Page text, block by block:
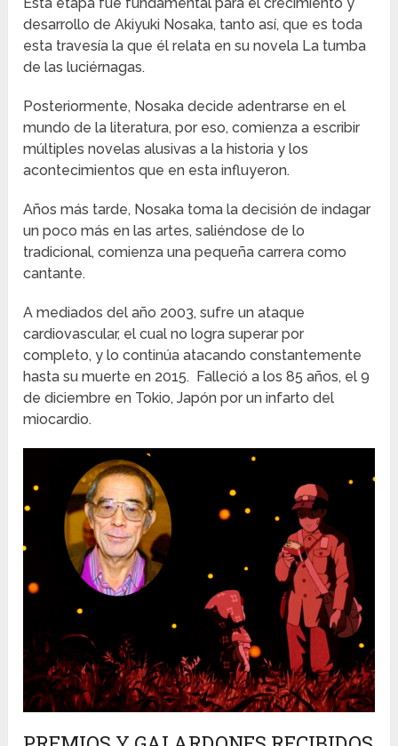
desarrollo de Akiyuki Nosaka, tanto así, que es toda
esta travesía la que él relata en su novela La tumba
de las luciérnagas.
Posteriormente, Nosaka decide adentrarse en el
mundo de la literatura, por eso, comienza a escribir
múltiples novelas alusivas a la historia y los
acontecimientos que en esta influyeron.
Años más tarde, Nosaka toma la decisión de indagar
un poco más en las artes, saliéndose de lo
tradicional, comienza una pequeña carrera como
cantante.
A mediados del año 2003, sufre un ataque
cardiovascular, el cual no logra superar por
completo, y lo continúa atacando constantemente
hasta su muerte en 2015. Falleció a los 85 años, el 9
de diciembre en Tokio, Japón por un infarto del
miocardio.